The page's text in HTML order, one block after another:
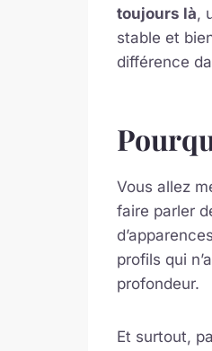
toujours là,
stable et
différence
Vous allez
faire parler
profils qui
profondeur.
Et surtout,